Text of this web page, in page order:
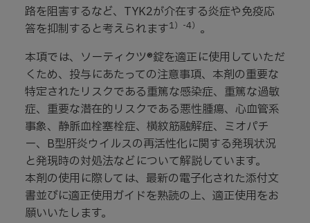
路を阻害するなど、TYK2が介在する炎症や免疫応
答を抑制すると考えられます1）-4） 。
本項では、ソーティクツ®錠を適正に使用していただ
くため、投与にあたっての注意事項、本剤の重要な
特定されたリスクである重篤な感染症、重篤な過敏
症、重要な潜在的リスクである悪性腫瘍、心血管系
事象、静脈血栓塞栓症、横紋筋融解症、ミオパチ
ー、B型肝炎ウイルスの再活性化に関する発現状況
と発現時の対処法などについて解説しています。
本剤の使用に際しては、最新の電子化された添付文
書並びに適正使用ガイドを熟読の上、適正使用をお
願いいたします。